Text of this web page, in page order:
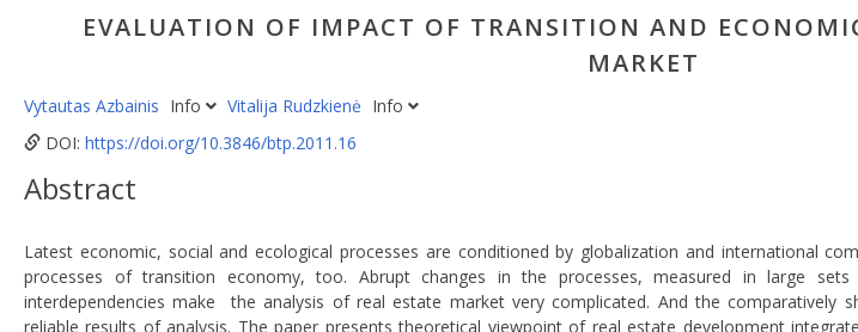
EVALUATION OF IMPACT OF TRANSITION AND
MARKET
Vytautas Azbainis Info Vitalija Rudzkienė Info
DOI: https://doi.org/10.3846/btp.2011.16
Abstract
Latest economic, social and ecological processes are conditioned by globalization and international
processes of transition economy, too. Abrupt changes in the processes, measured in large
interdependencies make the analysis of real estate market very complicated. And the comparatively
reliable results of analysis. The paper presents theoretical viewpoint of real estate development